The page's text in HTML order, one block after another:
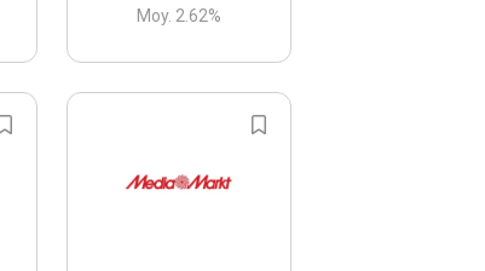
Moy. 2.62%